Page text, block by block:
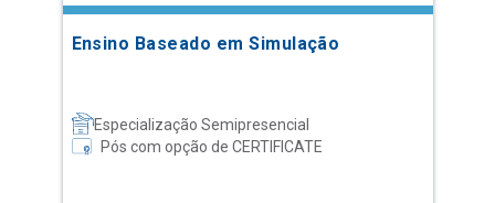
Ensino Baseado em Simulação
Especialização Semipresencial
Pós com opção de CERTIFICATE